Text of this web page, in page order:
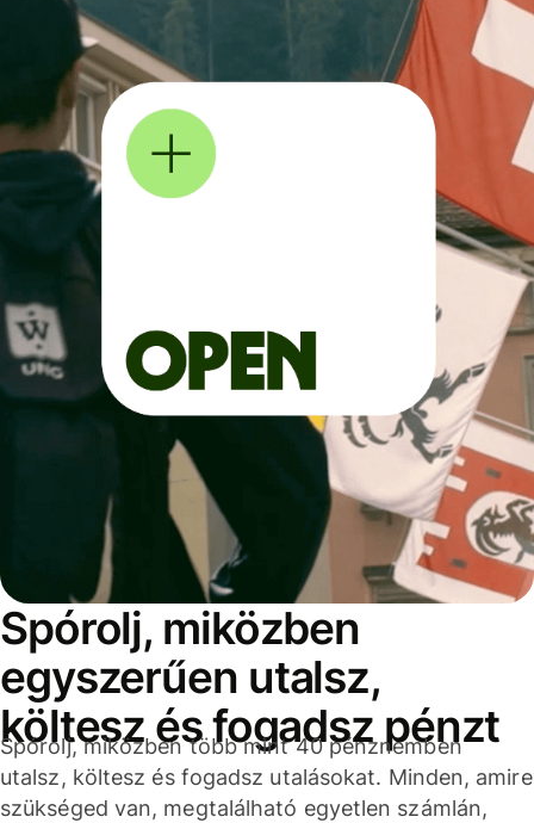
Spórolj, miközben
egyszerűen utalsz,
költesz és fogadsz pénzt
Spórolj, miközben több mint 40 pénznemben
utalsz, költesz és fogadsz utalásokat. Minden, amire
szükséged van, megtalálható egyetlen számlán,